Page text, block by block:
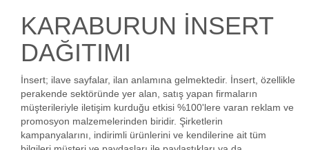
KARABURUN İNSERT
DAĞITIMI
İnsert; ilave sayfalar, ilan anlamına gelmektedir. İnsert, özellikle
perakende sektöründe yer alan, satış yapan firmaların
müşterileriyle iletişim kurduğu etkisi %100'lere varan reklam ve
promosyon malzemelerinden biridir. Şirketlerin
kampanyalarını, indirimli ürünlerini ve kendilerine ait tüm